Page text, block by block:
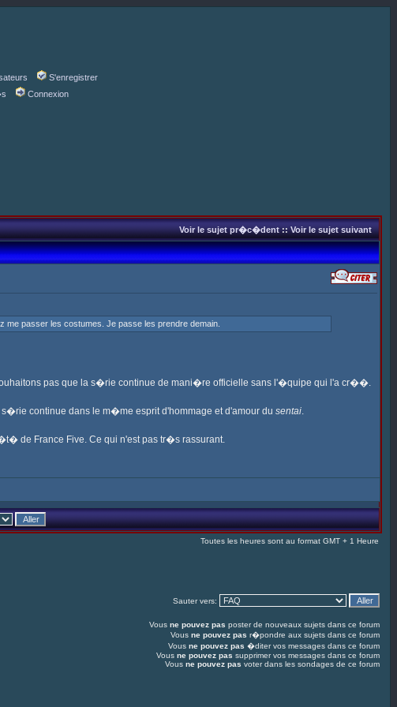
S'enregistrer
Connexion
Voir le sujet pr�c�dent::Voir le sujet suivant
passer les costumes. Je passe les prendre demain.
pas que la s�rie continue de mani�re officielle sans l'�quipe qui l'a cr��.
continue dans le m�me esprit d'hommage et d'amour du sentai.
de France Five. Ce qui n'est pas tr�s rassurant.
Toutes les heures sont au format GMT + 1 Heure
Sauter vers:
Vous ne pouvez pas poster de nouveaux sujets dans ce forum
Vous ne pouvez pas r�pondre aux sujets dans ce forum
Vous ne pouvez pas �diter vos messages dans ce forum
Vous ne pouvez pas supprimer vos messages dans ce forum
Vous ne pouvez pas voter dans les sondages de ce forum